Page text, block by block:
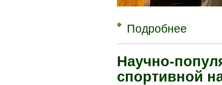
Подробнее
Научно-
спортивной